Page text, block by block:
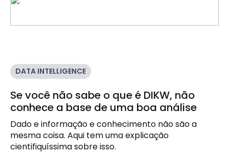
DATA INTELLIGENCE
Se você não sabe o que é DIKW, não
conhece a base de uma boa análise
Dado e informação e conhecimento não são a
mesma coisa. Aqui tem uma explicação
cientifiquíssima sobre isso.